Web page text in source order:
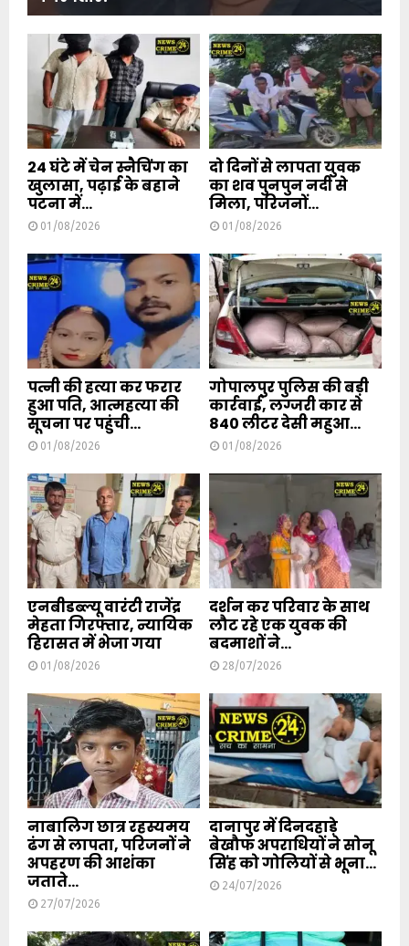
24 घंटे में चेन स्नैचिंग का
खुलासा, पढ़ाई के बहाने
पटना में...
01/08/2026
दो दिनों से लापता युवक
का शव पुनपुन नदी से
मिला, परिजनों...
01/08/2026
पत्नी की हत्या कर फरार
हुआ पति, आत्महत्या की
सूचना पर पहुंची...
01/08/2026
गोपालपुर पुलिस की बड़ी
कार्रवाई, लग्जरी कार से
840 लीटर देसी महुआ...
01/08/2026
एनबीडब्ल्यू वारंटी राजेंद्र
मेहता गिरफ्तार, न्यायिक
हिरासत में भेजा गया
01/08/2026
दर्शन कर परिवार के साथ
लौट रहे एक युवक की
बदमाशों ने...
28/07/2026
नाबालिग छात्र रहस्यमय
ढंग से लापता, परिजनों ने
अपहरण की आशंका
जताते...
27/07/2026
दानापुर में दिनदहाड़े
बेखौफ अपराधियों ने सोनू
सिंह को गोलियों से भूना...
24/07/2026